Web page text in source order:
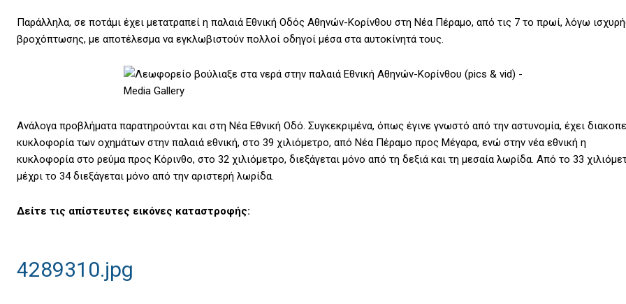
Παράλληλα, σε ποτάμι έχει μετατραπεί η παλαιά Εθνική Οδός Αθηνών-Κορίνθου στη Νέα Πέραμο, από τις 7 το πρωί, λόγω
βροχόπτωσης, με αποτέλεσμα να εγκλωβιστούν πολλοί οδηγοί μέσα στα αυτοκίνητά τους.
Ανάλογα προβλήματα παρατηρούνται και στη Νέα Εθνική Οδό. Συγκεκριμένα, όπως έγινε γνωστό από την αστυνομία, έχει
κυκλοφορία των οχημάτων στην παλαιά εθνική, στο 39 χιλιόμετρο, από Νέα Πέραμο προς Μέγαρα, ενώ στην νέα εθνική η
κυκλοφορία στο ρεύμα προς Κόρινθο, στο 32 χιλιόμετρο, διεξάγεται μόνο από τη δεξιά και τη μεσαία λωρίδα. Από το 33
μέχρι το 34 διεξάγεται μόνο από την αριστερή λωρίδα.
Δείτε τις απίστευτες εικόνες καταστροφής:
4289310.jpg